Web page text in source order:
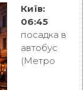
Київ:
06:45
посадка в
автобус
(Метро